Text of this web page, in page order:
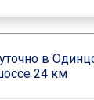
в
24 км